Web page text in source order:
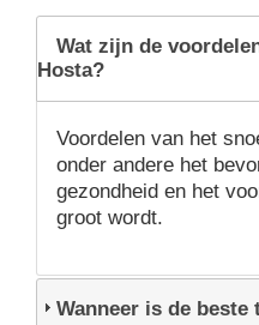
Wat zijn de
Hosta?
Voordelen van het
onder andere het
gezondheid en het
groot wordt.
Wanneer is de